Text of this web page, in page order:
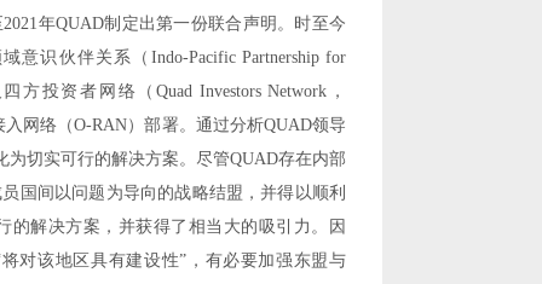
2021年QUAD制定出第一份联合声明。时至今
意识伙伴关系（ Indo-Pacific Partnership for
方投资者网络（ Quad Investors Network ，
入网络（O-RAN）部署。通过分析QUAD领导
为切实可行的解决方案。尽管QUAD存在内部
国间以问题为导向的战略结盟，并得以顺利
的解决方案，并获得了相当大的吸引力。因
将对该地区具有建设性” ，有必要加强东盟与